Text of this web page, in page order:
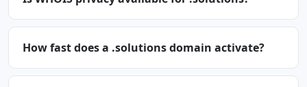
How fast does a .solutions domain activate?